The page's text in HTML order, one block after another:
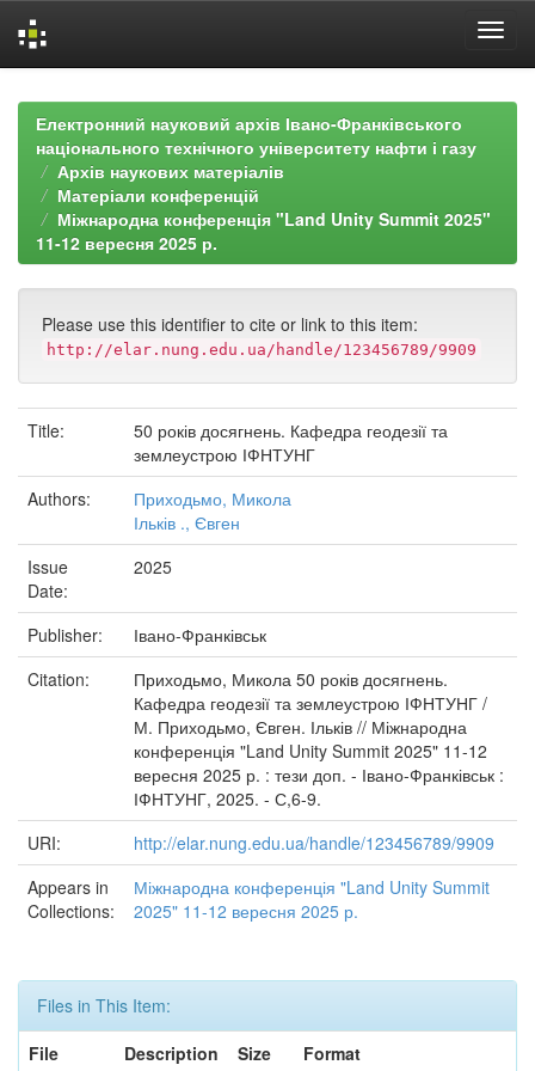
navigationЕлектронний науковий архів Івано-Франківського
національного технічного університету нафти і газу
Архів наукових матеріалів
Матеріали конференцій
Міжнародна конференція "Land Unity Summit 2025"
11-12 вересня 2025 р.
Please use this identifier to cite or link to this item:
http://elar.nung.edu.ua/handle/123456789/9909
Title:
50 років досягнень. Кафедра геодезії та
землеустрою ІФНТУНГ
Authors:
Приходьмо, Микола
Ільків ., Євген
Issue
Date:
2025
Publisher:
Івано-Франківськ
Citation:
Приходьмо, Микола 50 років досягнень.
Кафедра геодезії та землеустрою ІФНТУНГ /
М. Приходьмо, Євген. Ільків // Міжнародна
конференція "Land Unity Summit 2025" 11-12
вересня 2025 р. : тези доп. - Івано-Франківськ :
ІФНТУНГ, 2025. - С,6-9.
URI:
http://elar.nung.edu.ua/handle/123456789/9909
Appears in
Collections:
Міжнародна конференція "Land Unity Summit
2025" 11-12 вересня 2025 р.
Files in This Item:
File
Description Size Format